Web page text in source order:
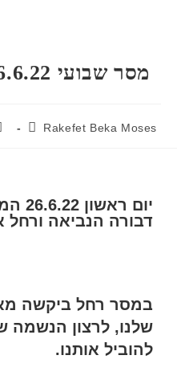
מסר שבועי 26.6.22 מפי רחל ודבורה
Rakefet Beka Moses
יום
דבורה הנביאה ורחל
במסר רחל ביקשה
שלנו, לרצון הנשמה
להוביל אותנו.